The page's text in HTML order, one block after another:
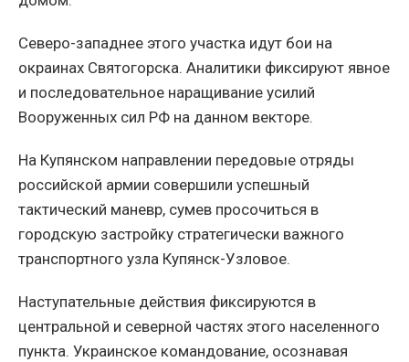
Северо-западнее этого участка идут бои на
окраинах Святогорска. Аналитики фиксируют явное
и последовательное наращивание усилий
Вооруженных сил РФ на данном векторе.
На Купянском направлении передовые отряды
российской армии совершили успешный
тактический маневр, сумев просочиться в
городскую застройку стратегически важного
транспортного узла Купянск-Узловое.
Наступательные действия фиксируются в
центральной и северной частях этого населенного
пункта. Украинское командование, осознавая